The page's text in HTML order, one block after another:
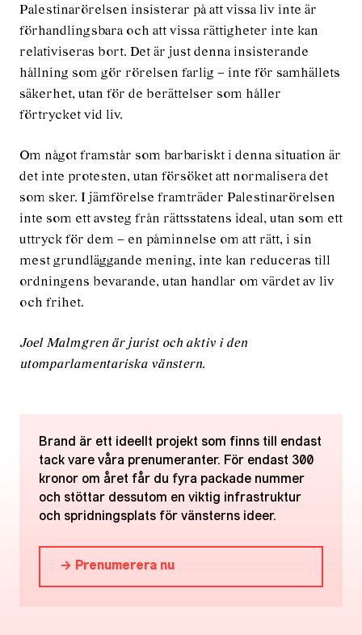
Palestinarörelsen insisterar på att vissa liv inte är
förhandlingsbara och att vissa rättigheter inte kan
relativiseras bort. Det är just denna insisterande
hållning som gör rörelsen farlig – inte för samhällets
säkerhet, utan för de berättelser som håller
förtrycket vid liv.
Om något framstår som barbariskt i denna situation är
det inte protesten, utan försöket att normalisera det
som sker. I jämförelse framträder Palestinarörelsen
inte som ett avsteg från rättsstatens ideal, utan som ett
uttryck för dem – en påminnelse om att rätt, i sin
mest grundläggande mening, inte kan reduceras till
ordningens bevarande, utan handlar om värdet av liv
och frihet.
Joel Malmgren är jurist och aktiv i den
utomparlamentariska vänstern.
Brand är ett ideellt projekt som finns till endast
tack vare våra prenumeranter. För endast 300
kronor om året får du fyra packade nummer
och stöttar dessutom en viktig infrastruktur
och spridningsplats för vänsterns ideer.
→ Prenumerera nu